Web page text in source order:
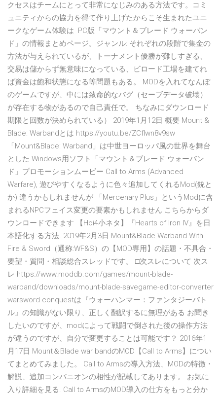
クセスはチームにとって非常になじみのある方法です。コミ
ュニティからの協力を得て作り上げたからこそ生まれたユニ
ークなゲーム体験は PC版「マウント＆ブレード ウォーバン
ド」の情報まとめページ。ジャンル: それぞれの段階で集金の
方法が与えられているが、トーナメント優勝が難しすぎる、
交易は儲からず無意味になっている、ビロード工場を建てれ
ば資金は飽和状態になる等問題もある。 MODを入れてなんぼ
のゲームですが、中には致命的なバグ（セーブデータ破壊）
が存在する物があるので自己責任で。 ちなみにダウンロード
期限と回数が決められている） 2019年1月12日 概要 Mount &
Blade: Warbandとは https://youtu.be/ZCfIwn8v9sw
「Mount&Blade: Warband」は中世ヨーロッパ風の世界を舞台
とした Windows用ソフト「マウント＆ブレード ウォーバン
ド」プロモーションムービー Call to Arms (Advanced
Warfare), 遊びやすくなるように色々追加してくれるMod(銃と
か) 違うかもしれませんが 「Mercenary Plus」というModに含
まれるNPCフェイス変更の要素かもしれません こちらからダ
ウンロードできます 【Hoi4小ネタ】『Hearts of Iron IV』を日
本語化する方法. 2019年2月3日 Mount&Blade Warband With
Fire & Sword（通称:WF&S）の【MOD専用】の話題・不具合・
要望・質問・相談総合スレッドです。 □次スレについて 次ス
レ https://www.moddb.com/games/mount-blade-
warband/downloads/mount-blade-savegame-editor-converter
warsword conquestは『ウォーハンマー：ファンタジーバト
ル』の知識がない限り、正しく翻訳するに無理がある お聞き
したいのですが、modによって戦闘で倒された後の操作方法
が違うのですが、自分で変更することは可能です？ 2016年1
月17日 Mount＆Blade war bandのMOD【Call to Arms】につい
てまとめてみました。 Call to Armsの導入方法、MODの特徴・
解説、追加コンパニオンの相性が記載してあります。 お気に
入り詳細を見る. Call to ArmsのMOD導入の仕方をもっと分か